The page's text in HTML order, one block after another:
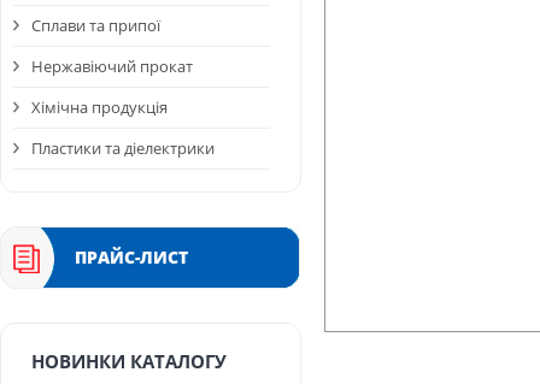
Сплави та припої
Нержавіючий прокат
Хімічна продукція
Пластики та діелектрики
ПРАЙС-ЛИСТ
НОВИНКИ КАТАЛОГУ